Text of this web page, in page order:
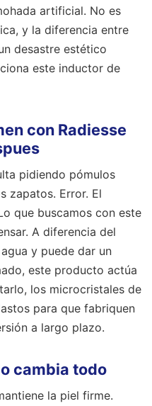
artificial. No es
y la diferencia entre
desastre estético
este inductor de
con Radiesse
pidiendo pómulos
zapatos. Error. El
que buscamos con este
A diferencia del
y puede dar un
este producto actúa
los microcristales de
para que fabriquen
a largo plazo.
cambia todo
la piel firme.